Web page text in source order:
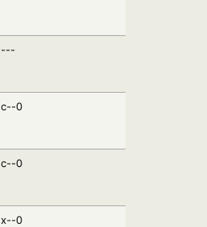
---
c--0
c--0
x--0